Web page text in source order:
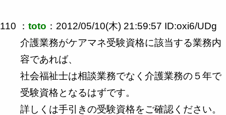
110 ： toto ：2012/05/10(木) 21:59:57 ID:oxi6/UDg
介護業務がケアマネ受験資格に該当する業務内
容であれば、
社会福祉士は相談業務でなく介護業務の５年で
受験資格となるはずです。
詳しくは手引きの受験資格をご確認ください。